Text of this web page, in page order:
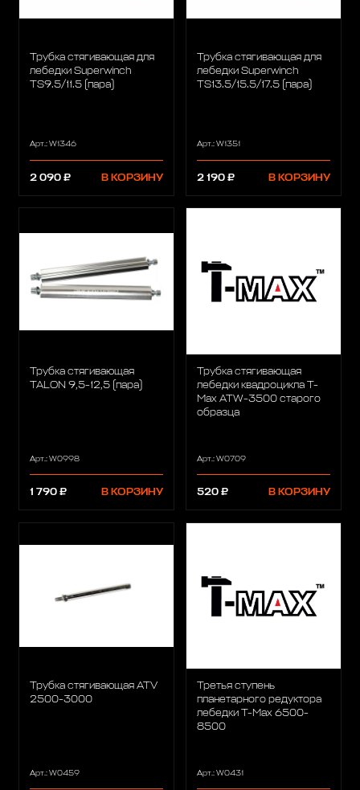
Трубка стягивающая для
лебедки Superwinch
TS9.5/11.5 (пара)
Арт.: W1346
2 090 ₽ В КОРЗИНУ
Трубка стягивающая для
лебедки Superwinch
TS13.5/15.5/17.5 (пара)
Арт.: W1351
2 190 ₽ В КОРЗИНУ
Трубка стягивающая
TALON 9,5-12,5 (пара)
Арт.: W0998
1 790 ₽ В КОРЗИНУ
Трубка стягивающая
лебедки квадроцикла T-
Max ATW-3500 старого
образца
Арт.: W0709
520 ₽ В КОРЗИНУ
Трубка стягивающая ATV
2500-3000
Арт.: W0459
Третья ступень
планетарного редуктора
лебедки T-Max 6500-
8500
Арт.: W0431